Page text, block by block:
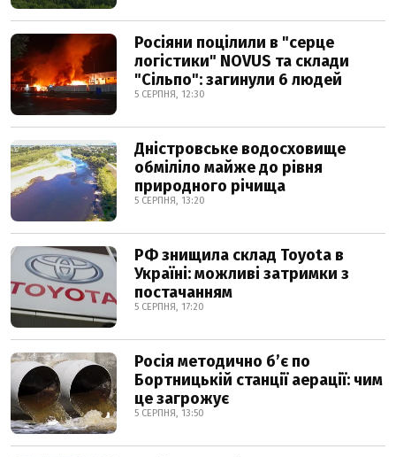
Росіяни поцілили в "серце
логістики" NOVUS та склади
"Сільпо": загинули 6 людей
5 СЕРПНЯ, 12:30
Дністровське водосховище
обміліло майже до рівня
природного річища
5 СЕРПНЯ, 13:20
РФ знищила склад Toyota в
Україні: можливі затримки з
постачанням
5 СЕРПНЯ, 17:20
Росія методично б’є по
Бортницькій станції аерації: чим
це загрожує
5 СЕРПНЯ, 13:50